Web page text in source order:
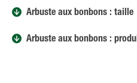
Arbuste aux bonbons : taille
Arbuste aux bonbons :